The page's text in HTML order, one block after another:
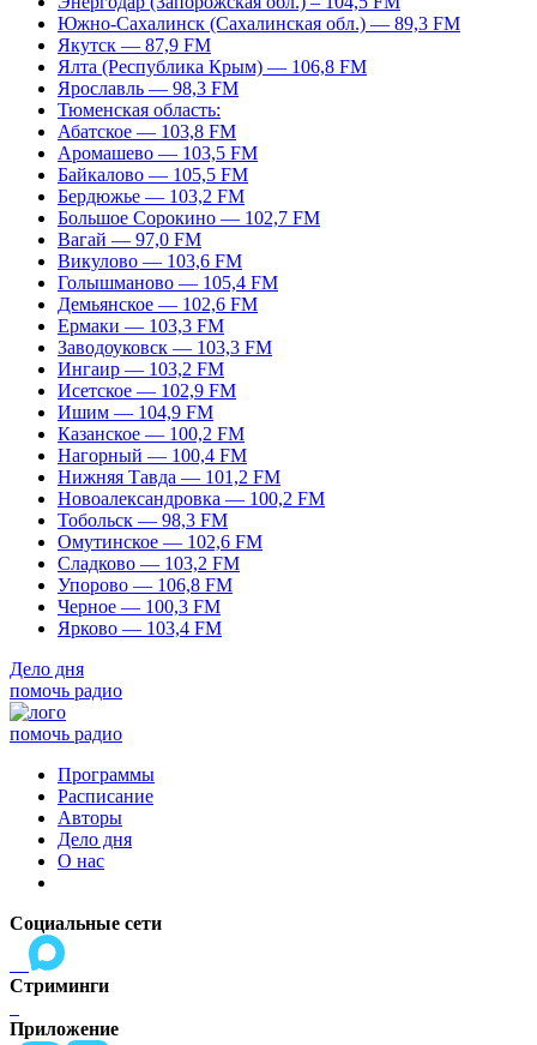
Южно-Сахалинск (Сахалинская обл.) — 89,3 FM
Якутск — 87,9 FM
Ялта (Республика Крым) — 106,8 FM
Ярославль — 98,3 FM
Тюменская область:
Абатское — 103,8 FM
Аромашево — 103,5 FM
Байкалово — 105,5 FM
Бердюжье — 103,2 FM
Большое Сорокино — 102,7 FM
Вагай — 97,0 FM
Викулово — 103,6 FM
Голышманово — 105,4 FM
Демьянское — 102,6 FM
Ермаки — 103,3 FM
Заводоуковск — 103,3 FM
Ингаир — 103,2 FM
Исетское — 102,9 FM
Ишим — 104,9 FM
Казанское — 100,2 FM
Нагорный — 100,4 FM
Нижняя Тавда — 101,2 FM
Новоалександровка — 100,2 FM
Тобольск — 98,3 FM
Омутинское — 102,6 FM
Сладково — 103,2 FM
Упорово — 106,8 FM
Черное — 100,3 FM
Ярково — 103,4 FM
Дело дня
помочь радио
помочь радио
Программы
Расписание
Авторы
Дело дня
О нас
Социальные сети
Стриминги
Приложение